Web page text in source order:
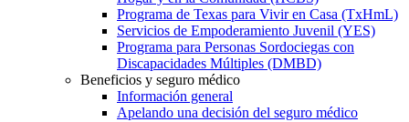
Programa de Texas para Vivir en Casa (TxHmL)
Servicios de Empoderamiento Juvenil (YES)
Programa para Personas Sordociegas con
Discapacidades Múltiples (DMBD)
Beneficios y seguro médico
Información general
Apelando una decisión del seguro médico